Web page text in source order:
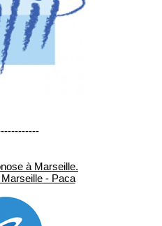
à Marseille.
- Paca